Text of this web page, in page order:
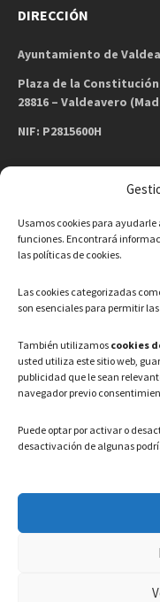
Usamos cookies para
funciones. Encontrará
las políticas de cookies.
Las cookies categorizadas
son esenciales para permitir
También utilizamos cookies
usted utiliza este sitio web,
publicidad que le sean
navegador previo
Puede optar por activar o
desactivación de algunas
DIRECCIÓN
Ayuntamiento de
Plaza de la
28816 – Valdeavero
NIF: P2815600H
Teléfono: 91 886 44 62
Correo Electrónico:
HORARIO
Lunes a Viernes: 08:00h
LEGAL
Política de privacidad–
Registro de